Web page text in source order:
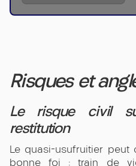
Risques et
Le risque civil
restitution
Le quasi-usufruitier
bonne foi : train de